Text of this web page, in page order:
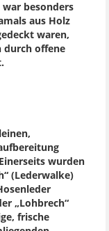
besonders
aus Holz
waren,
durch offene
wurden
(Lederwalke)
„Lohbrech“
frische